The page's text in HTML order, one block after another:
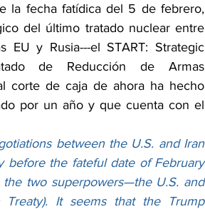
la fecha fatídica del 5 de febrero,
del último tratado nuclear entre
EU y Rusia---el START: Strategic
de Reducción de Armas
corte de caja de ahora ha hecho
por un año y que cuenta con el
between the U.S. and Iran
before the fateful date of February
two superpowers—the U.S. and
Treaty). It seems that the Trump